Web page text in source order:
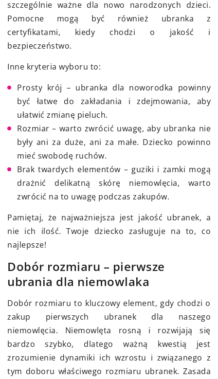
szczególnie ważne dla nowo narodzonych dzieci.
Pomocne mogą być również ubranka z
certyfikatami, kiedy chodzi o jakość i
bezpieczeństwo.
Inne kryteria wyboru to:
Prosty krój – ubranka dla noworodka powinny
być łatwe do zakładania i zdejmowania, aby
ułatwić zmianę pieluch.
Rozmiar – warto zwrócić uwagę, aby ubranka nie
były ani za duże, ani za małe. Dziecko powinno
mieć swobodę ruchów.
Brak twardych elementów – guziki i zamki mogą
drażnić delikatną skórę niemowlęcia, warto
zwrócić na to uwagę podczas zakupów.
Pamiętaj, że najważniejsza jest jakość ubranek, a
nie ich ilość. Twoje dziecko zasługuje na to, co
najlepsze!
Dobór rozmiaru – pierwsze
ubrania dla niemowlaka
Dobór rozmiaru to kluczowy element, gdy chodzi o
zakup pierwszych ubranek dla naszego
niemowlęcia. Niemowlęta rosną i rozwijają się
bardzo szybko, dlatego ważną kwestią jest
zrozumienie dynamiki ich wzrostu i związanego z
tym doboru właściwego rozmiaru ubranek. Zasada